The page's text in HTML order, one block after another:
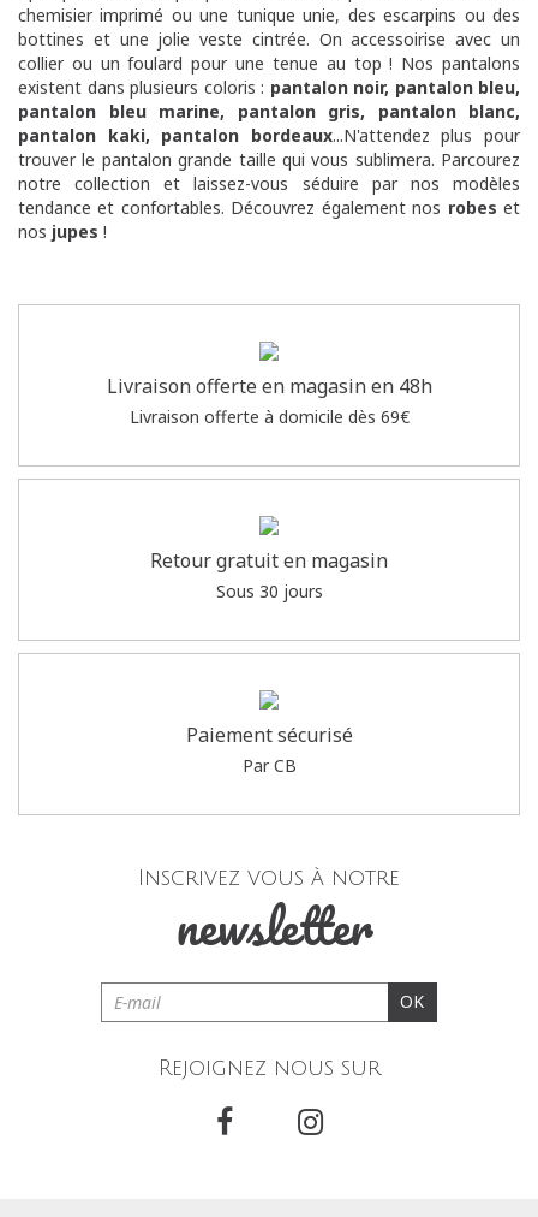
chemisier imprimé ou une tunique unie, des escarpins ou des
bottines et une jolie veste cintrée. On accessoirise avec un
collier ou un foulard pour une tenue au top ! Nos pantalons
existent dans plusieurs coloris : pantalon noir, pantalon bleu,
pantalon bleu marine, pantalon gris, pantalon blanc,
pantalon kaki, pantalon bordeaux...N'attendez plus pour
trouver le pantalon grande taille qui vous sublimera. Parcourez
notre collection et laissez-vous séduire par nos modèles
tendance et confortables. Découvrez également nos robes et
nos jupes !
Livraison offerte en magasin en 48h
Livraison offerte à domicile dès 69€
Retour gratuit en magasin
Sous 30 jours
Paiement sécurisé
Par CB
Inscrivez vous à notre
newsletter
OK
Rejoignez nous sur